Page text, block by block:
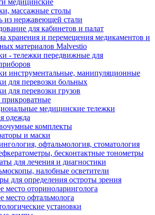
медицинские
массажные столы
из нержавеющей стали
для кабинетов и палат
хранения и перемещения медикаментов и
материалов Malvestio
- тележки передвижные для
инструментальные, манипуляционные
для перевозки больных
для перевозки грузов
медицинские тележки
одежда
комплекты
и маски
офтальмология, стоматология
бесконтактные тонометры
для лечения и диагностики
налобные осветители
для определения остроты зрения
место оториноларинголога
место офтальмолога
установки